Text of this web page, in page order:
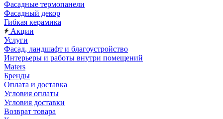
Фасадные термопанели
Фасадный декор
Гибкая керамика
Акции
Услуги
Фасад, ландшафт и благоустройство
Интерьеры и работы внутри помещений
Maters
Бренды
Оплата и доставка
Условия оплаты
Условия доставки
Возврат товара